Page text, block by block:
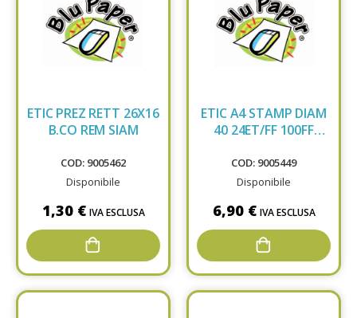
ETIC PREZ RETT 26X16
B.CO REM SIAM
COD: 9005462
Disponibile
1,30 € IVA ESCLUSA
ETIC A4 STAMP DIAM
40 24ET/FF 100FF
COD: 9005449
Disponibile
6,90 € IVA ESCLUSA